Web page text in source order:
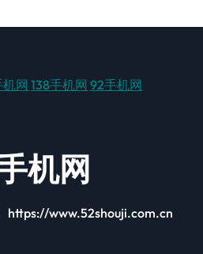
机网 138手机网 92手机网
机网
https://www.52shouji.com.cn